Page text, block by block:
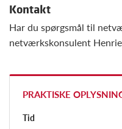
Kontakt
Har du spørgsmål til
netværkskonsulent
PRAKTISKE
Tid